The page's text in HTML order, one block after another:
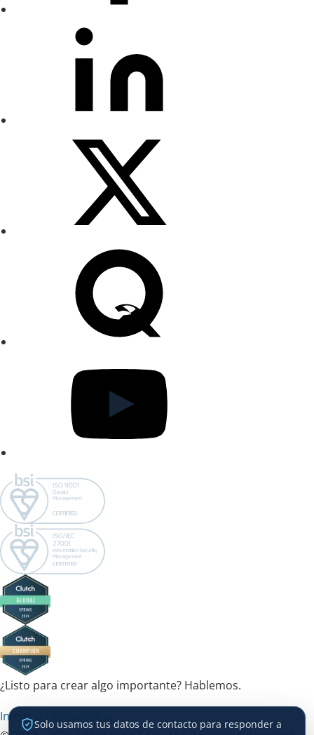
¿Listo para crear algo importante? Hablemos.
Iniciar un proyecto →
Solo usamos tus datos de contacto para responder a